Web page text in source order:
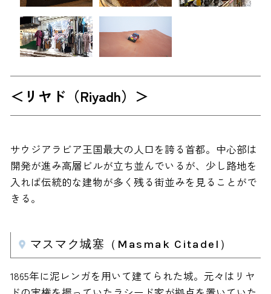
＜リヤド（Riyadh）＞
サウジアラビア王国最大の人口を誇る首都。中心部は
開発が進み高層ビルが立ち並んでいるが、少し路地を
入れば伝統的な建物が多く残る街並みを見ることがで
きる。
マスマク城塞（Masmak Citadel）
1865年に泥レンガを用いて建てられた城。元々はリヤ